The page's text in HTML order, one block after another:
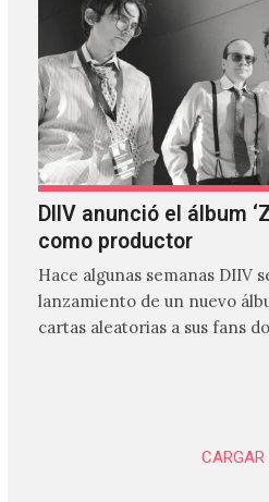
DIIV anunció el álbum
como productor
Hace algunas semanas DIIV
lanzamiento de un nuevo
cartas aleatorias a sus fans
CARGAR